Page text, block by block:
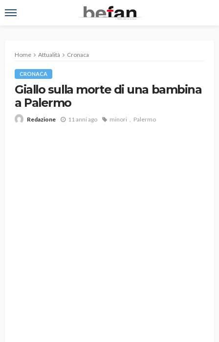
Home Attualità Cronaca
CRONACA
Giallo sulla morte di una bambina
a Palermo
Redazione 11 anni ago minori Palermo